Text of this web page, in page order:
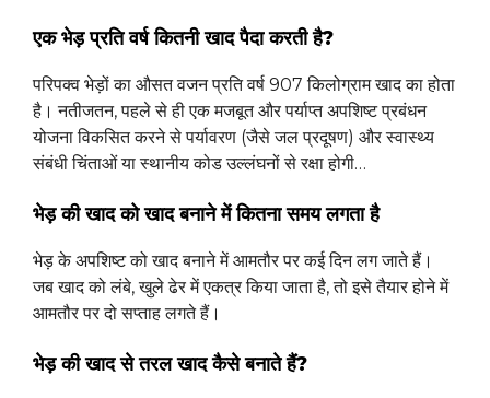
एक भेड़ प्रति वर्ष कितनी खाद पैदा करती है?
परिपक्व भेड़ों का औसत वजन प्रति वर्ष 907 किलोग्राम खाद का होता
है। नतीजतन, पहले से ही एक मजबूत और पर्याप्त अपशिष्ट प्रबंधन
योजना विकसित करने से पर्यावरण (जैसे जल प्रदूषण) और स्वास्थ्य
संबंधी चिंताओं या स्थानीय कोड उल्लंघनों से रक्षा होगी…
भेड़ की खाद को खाद बनाने में कितना समय लगता है
भेड़ के अपशिष्ट को खाद बनाने में आमतौर पर कई दिन लग जाते हैं।
जब खाद को लंबे, खुले ढेर में एकत्र किया जाता है, तो इसे तैयार होने में
आमतौर पर दो सप्ताह लगते हैं।
भेड़ की खाद से तरल खाद कैसे बनाते हैं?